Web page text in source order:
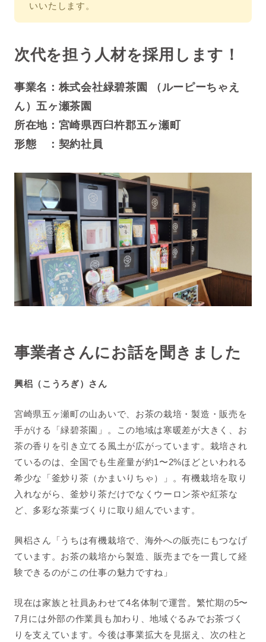
いいたします。
次代を担う人材を採用します！
事業名：株式会社緑碧茶園 （ルーピーちゃえ
ん）五ヶ瀬茶園
所在地： 宮崎県西臼杵郡五ヶ瀬町
形態 ：契約社員
事業者さんにお話を聞きました
興梠（こうろぎ）さん
宮崎県五ヶ瀬町の山あいで、お茶の栽培・製造・販売を
手がける「緑碧茶園」。この地域は寒暖差が大きく、お
茶の香りを引き立てる風土が広がっています。栽培され
ているのは、全国でも生産量が約1〜2%ほどといわれる
希少な「釜炒り茶（かまいりちゃ）」。有機栽培を取り
入れながら、釜炒り茶だけでなくウーロン茶や紅茶な
ど、多彩な茶葉づくりに取り組んでいます。
興梠さん「うちは有機栽培で、海外への販売にもつなげ
ています。お茶の栽培から製造、販売までを一貫して経
験できるのがこの仕事の魅力ですね」
現在は家族と社員あわせて4名体制で運営。繁忙期の5〜
7月には外部の作業員も加わり、地域ぐるみでお茶づく
りを支えています。今後は事業拡大を見据え、次の柱と